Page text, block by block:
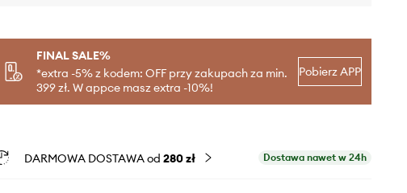
FINAL SALE%
*extra -5% z kodem: OFF przy zakupach za min.
399 zł. W appce masz extra -10%!
Pobierz APP
DARMOWA DOSTAWA od 280 zł Dostawa nawet w 24h